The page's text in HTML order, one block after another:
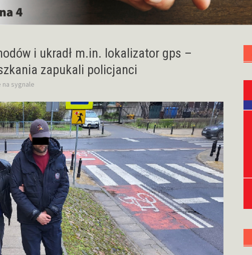
i ukradł m.in. lokalizator gps –
zapukali policjanci
na sygnale